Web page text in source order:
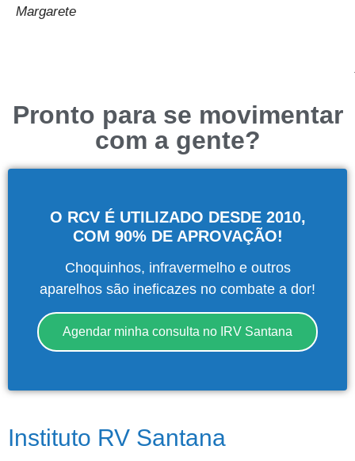
Margarete
Pronto para se movimentar
com a gente?
O RCV É UTILIZADO DESDE 2010,
COM 90% DE APROVAÇÃO!
Choquinhos, infravermelho e outros
aparelhos são ineficazes no combate a dor!
Agendar minha consulta no IRV Santana
Instituto RV Santana